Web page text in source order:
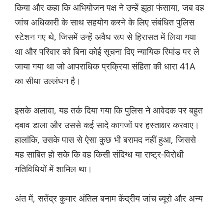
किया और कहा कि अभियोजन पक्ष ने उन्हें झूठा फंसाया, जब वह
जांच अधिकारी के साथ सहयोग करने के लिए संबंधित पुलिस
स्टेशन गए थे, जिसमें उन्हें अवैध रूप से हिरासत में लिया गया
था और परिवार को बिना कोई सूचना दिए न्यायिक रिमांड पर ले
जाया गया था जो आपराधिक प्रक्रिया संहिता की धारा 41A
का सीधा उल्लंघन है।
इसके अलावा, यह तर्क दिया गया कि पुलिस ने आवेदक पर बहुत
दबाव डाला और उससे कई सादे कागजों पर हस्ताक्षर करवाए।
हालांकि, उसके पास से ऐसा कुछ भी बरामद नहीं हुआ, जिससे
यह साबित हो सके कि वह किसी संदिग्ध या राष्ट्र-विरोधी
गतिविधियों में शामिल था।
अंत में, सतेंद्र कुमार अंतिल बनाम केंद्रीय जांच ब्यूरो और अन्य